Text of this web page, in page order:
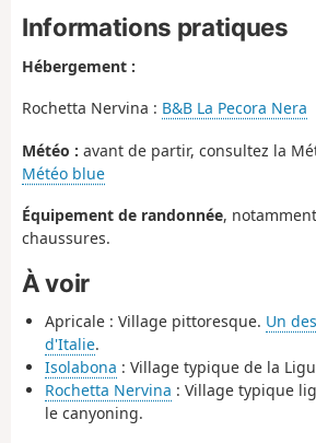
Informations pratiques
Hébergement :
Rochetta Nervina : B&B La Pecora Nera
Météo : avant de partir, consultez la
Météo blue
Équipement de randonnée,
chaussures.
À voir
Apricale : Village pittoresque. Un
d'Italie.
Isolabona : Village typique de la
Rochetta Nervina : Village typique
le canyoning.